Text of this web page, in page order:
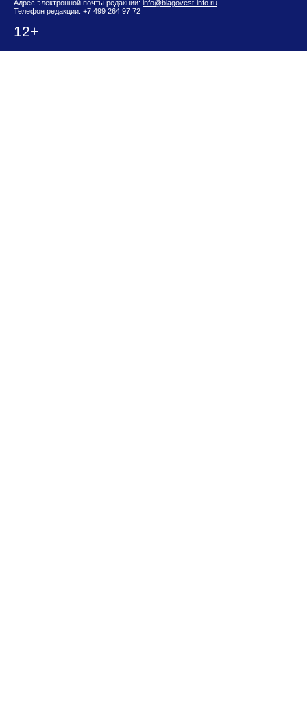
Адрес электронной почты редакции: info@blagovest-info.ru
Телефон редакции: +7 499 264 97 72
12+